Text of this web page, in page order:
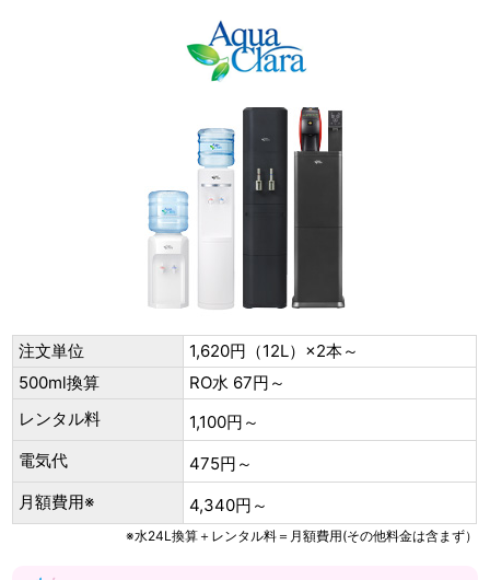
注文単位
1,620円（12L）×2本～
500ml換算
RO水 67円～
レンタル料
1,100円～
電気代
475円～
月額費用※
4,340円～
※水24L換算＋レンタル料＝月額費用(その他料金は含まず）